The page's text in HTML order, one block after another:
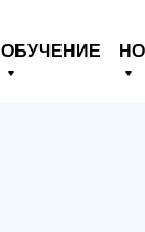
ОБУЧЕНИЕ